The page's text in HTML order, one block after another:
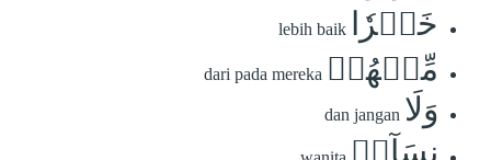
خَيۡرٗا lebih baik
مِّنۡهُمۡ dari pada mereka
وَلَا dan jangan
نِسَآءٞ